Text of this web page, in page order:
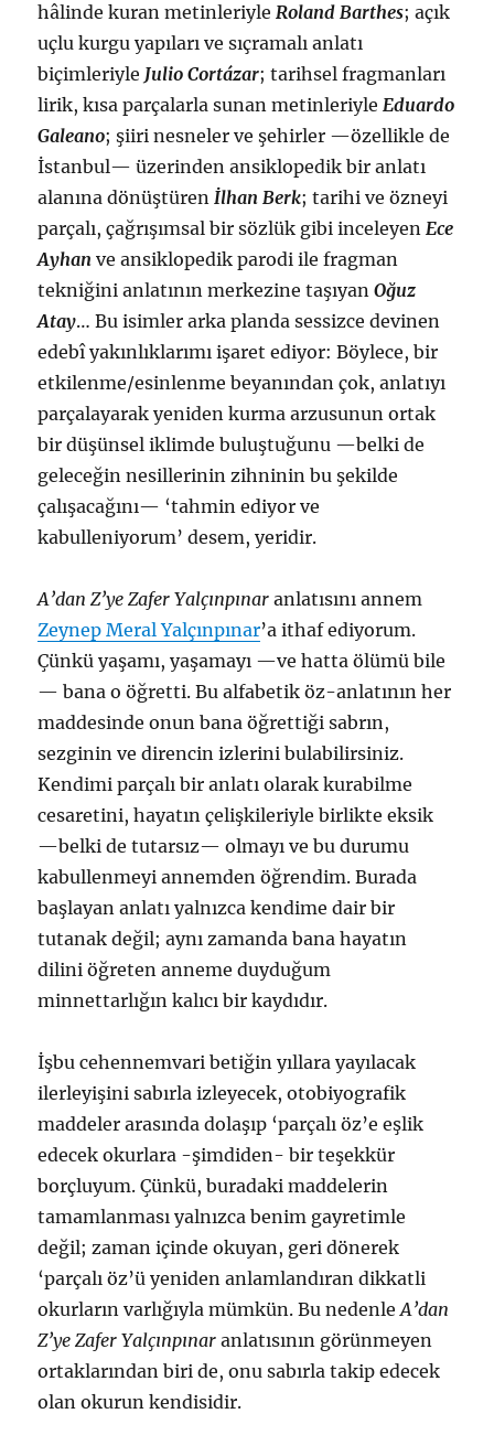
hâlinde kuran metinleriyleRoland Barthes; açık
uçlu kurgu yapıları ve sıçramalı anlatı
biçimleriyle Julio Cortázar; tarihsel fragmanları
lirik, kısa parçalarla sunan metinleriyleEduardo
Galeano; şiiri nesneler ve şehirler —özellikle de
İstanbul— üzerinden ansiklopedik bir anlatı
alanına dönüştürenİlhan Berk; tarihi ve özneyi
parçalı, çağrışımsal bir sözlük gibi inceleyenEce
Ayhan ve ansiklopedik parodi ile fragman
tekniğini anlatının merkezine taşıyanOğuz
Atay… Bu isimler arka planda sessizce devinen
edebî yakınlıklarımı işaret ediyor: Böylece, bir
etkilenme/esinlenme beyanından çok, anlatıyı
parçalayarak yeniden kurma arzusunun ortak
bir düşünsel iklimde buluştuğunu —belki de
geleceğin nesillerinin zihninin bu şekilde
çalışacağını— ‘tahmin ediyor ve
kabulleniyorum’ desem, yeridir.
A’dan Z’ye Zafer Yalçınpınar anlatısını annem
Zeynep Meral Yalçınpınar’a ithaf ediyorum.
Çünkü yaşamı, yaşamayı —ve hatta ölümü bile
— bana o öğretti. Bu alfabetik öz-anlatının her
maddesinde onun bana öğrettiği sabrın,
sezginin ve direncin izlerini bulabilirsiniz.
Kendimi parçalı bir anlatı olarak kurabilme
cesaretini, hayatın çelişkileriyle birlikte eksik
—belki de tutarsız— olmayı ve bu durumu
kabullenmeyi annemden öğrendim. Burada
başlayan anlatı yalnızca kendime dair bir
tutanak değil; aynı zamanda bana hayatın
dilini öğreten anneme duyduğum
minnettarlığın kalıcı bir kaydıdır.
İşbu cehennemvari betiğin yıllara yayılacak
ilerleyişini sabırla izleyecek, otobiyografik
maddeler arasında dolaşıp ‘parçalı öz’e eşlik
edecek okurlara -şimdiden- bir teşekkür
borçluyum. Çünkü, buradaki maddelerin
tamamlanması yalnızca benim gayretimle
değil; zaman içinde okuyan, geri dönerek
‘parçalı öz’ü yeniden anlamlandıran dikkatli
okurların varlığıyla mümkün. Bu nedenleA’dan
Z’ye Zafer Yalçınpınar anlatısının görünmeyen
ortaklarından biri de, onu sabırla takip edecek
olan okurun kendisidir.